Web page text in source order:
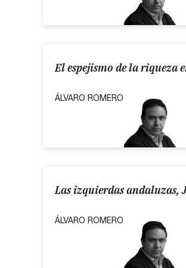
El espejismo de la riqueza
ÁLVARO ROMERO
Las izquierdas andaluzas,
ÁLVARO ROMERO